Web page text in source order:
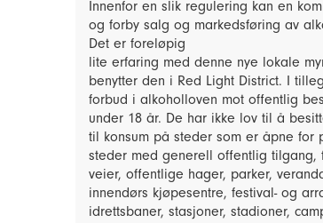
Innenfor en slik regulering kan en
og forby salg og markedsføring av
Det er foreløpig
lite erfaring med denne nye lokale
benytter den i Red Light District. I
forbud i alkoholloven mot offentlig
under 18 år. De har ikke lov til å
til konsum på steder som er åpne for
steder med generell offentlig tilgang,
veier, offentlige hager, parker,
innendørs kjøpesentre, festival- og
idrettsbaner, stasjoner, stadioner,